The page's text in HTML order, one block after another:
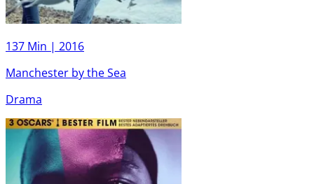
137 Min | 2016
Manchester by the Sea
Drama